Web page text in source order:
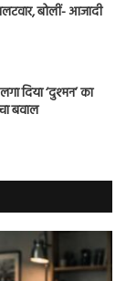
बोलीं- आजादी
दिया ‘दुश्मन’ का
बवाल